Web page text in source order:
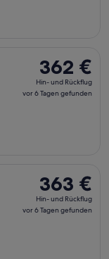
362 €
Hin-
und
362 €
Hin- und Rückflug
vor 6 Tagen gefunden
363 €
Hin-
und
363 €
Hin- und Rückflug
vor 6 Tagen gefunden